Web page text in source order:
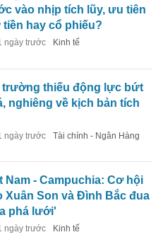
vào nhịp tích lũy, ưu tiên
tiền hay cổ phiếu?
ngày trước Kinh tế
trường thiếu động lực bứt
nghiêng về kịch bản tích
ngày trước Tài chính - Ngân Hàng
Nam - Campuchia: Cơ hội
Xuân Son và Đình Bắc đua
phá lưới'
ngày trước Kinh tế